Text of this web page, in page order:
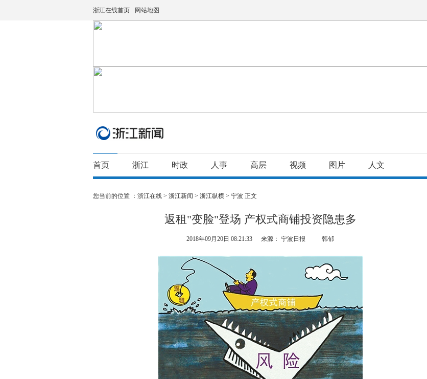
浙江在线首页 网站地图
首页 浙江 时政 人事 高层 视频 图片 人文
您当前的位置 ： 浙江在线 > 浙江新闻 > 浙江纵横 > 宁波 正文
返租"变脸"登场 产权式商铺投资隐患多
2018年09月20日 08:21:33 来源： 宁波日报 韩郁